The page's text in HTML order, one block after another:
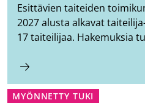
Esittävien taiteiden
2027 alusta alkavat
17 taiteilijaa. Hakemuksia
MYÖNNETTY TUKI